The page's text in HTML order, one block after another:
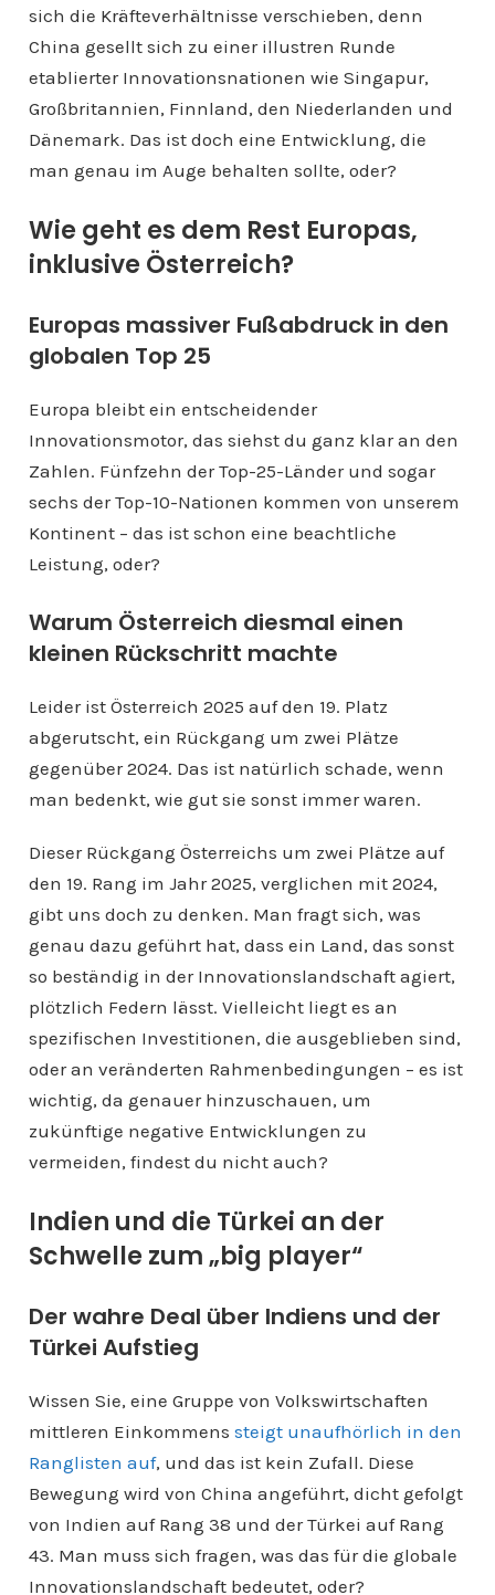
sich die Kräfteverhältnisse verschieben, denn
China gesellt sich zu einer illustren Runde
etablierter Innovationsnationen wie Singapur,
Großbritannien, Finnland, den Niederlanden und
Dänemark. Das ist doch eine Entwicklung, die
man genau im Auge behalten sollte, oder?
Wie geht es dem Rest Europas,
inklusive Österreich?
Europas massiver Fußabdruck in den
globalen Top 25
Europa bleibt ein entscheidender
Innovationsmotor, das siehst du ganz klar an den
Zahlen. Fünfzehn der Top-25-Länder und sogar
sechs der Top-10-Nationen kommen von unserem
Kontinent – das ist schon eine beachtliche
Leistung, oder?
Warum Österreich diesmal einen
kleinen Rückschritt machte
Leider ist Österreich 2025 auf den 19. Platz
abgerutscht, ein Rückgang um zwei Plätze
gegenüber 2024. Das ist natürlich schade, wenn
man bedenkt, wie gut sie sonst immer waren.
Dieser Rückgang Österreichs um zwei Plätze auf
den 19. Rang im Jahr 2025, verglichen mit 2024,
gibt uns doch zu denken. Man fragt sich, was
genau dazu geführt hat, dass ein Land, das sonst
so beständig in der Innovationslandschaft agiert,
plötzlich Federn lässt. Vielleicht liegt es an
spezifischen Investitionen, die ausgeblieben sind,
oder an veränderten Rahmenbedingungen – es ist
wichtig, da genauer hinzuschauen, um
zukünftige negative Entwicklungen zu
vermeiden, findest du nicht auch?
Indien und die Türkei an der
Schwelle zum „big player“
Der wahre Deal über Indiens und der
Türkei Aufstieg
Wissen Sie, eine Gruppe von Volkswirtschaften
mittleren Einkommens steigt unaufhörlich in den
Ranglisten auf, und das ist kein Zufall. Diese
Bewegung wird von China angeführt, dicht gefolgt
von Indien auf Rang 38 und der Türkei auf Rang
43. Man muss sich fragen, was das für die globale
Innovationslandschaft bedeutet, oder?